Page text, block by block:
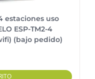
estaciones uso
ESP-TM2-4
(bajo pedido)